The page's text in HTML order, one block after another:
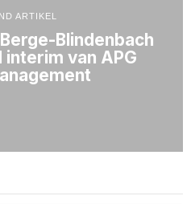
ARTIKEL
Blindenbach
van APG